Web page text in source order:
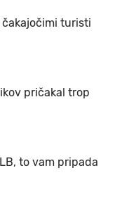
turisti
pričakal trop
to vam pripada